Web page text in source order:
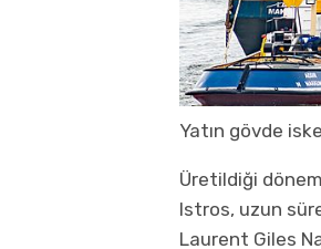
Yatın gövde
Üretildiği
Istros, uzun
Laurent Giles